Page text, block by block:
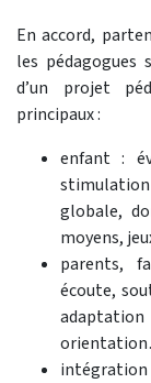
En accord,
les pédagogues
d’un projet
principaux :
enfant :
globale,
moyens,
parents,
écoute,
intégration